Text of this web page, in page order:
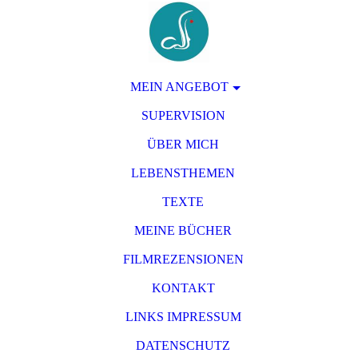
MEIN ANGEBOT
SUPERVISION
ÜBER MICH
LEBENSTHEMEN
TEXTE
MEINE BÜCHER
FILMREZENSIONEN
KONTAKT
LINKS IMPRESSUM
DATENSCHUTZ